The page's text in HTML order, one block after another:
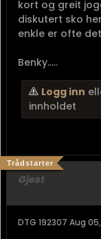
kort og greit
diskutert sko
enkle er ofte
Benky.....
Logg inn
innholdet
Gjest
Trådstarter
DTG 192307 Aug